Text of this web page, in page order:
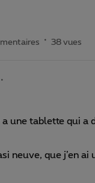
38 vues
une tablette qui a
neuve, que j’en